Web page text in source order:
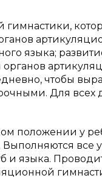
гимнастики,
языка;
чтобы
Для всех
положении у
все
и языка.